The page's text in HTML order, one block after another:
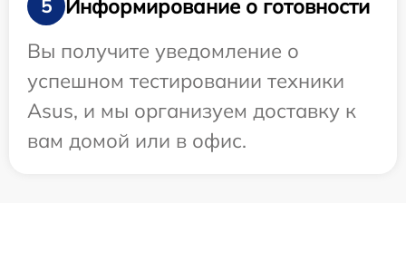
5
Информирование о готовности
Вы получите уведомление о
успешном тестировании техники
Asus, и мы организуем доставку к
вам домой или в офис.